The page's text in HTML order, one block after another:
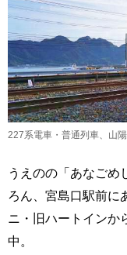
227系電車・普通列車、山
うえのの「あなごめ
ろん、宮島口駅前に
ニ・旧ハートインか
中。